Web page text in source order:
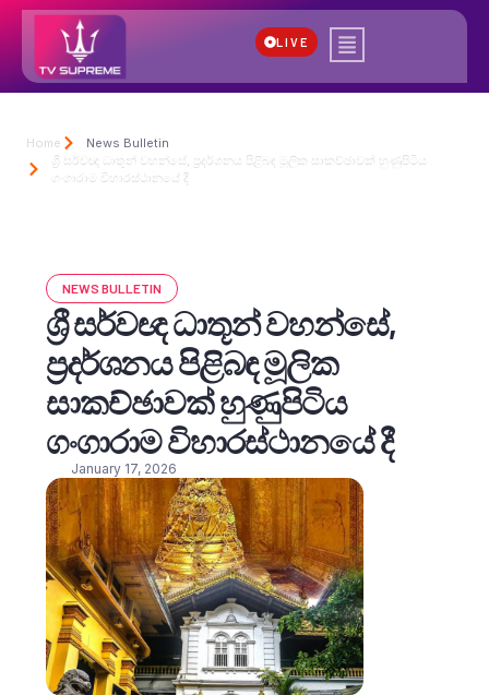
LIVE
Home
News Bulletin
ශ්‍රී සර්වඥ ධාතූන් වහන්සේ, ප්‍රදර්ශනය පිළිබඳ මූලික සාකච්ඡාවක් හුණුපිටිය
ගංගාරාම විහාරස්ථානයේ දී
NEWS BULLETIN
ශ්‍රී සර්වඥ ධාතූන් වහන්සේ,
ප්‍රදර්ශනය පිළිබඳ මූලික
සාකච්ඡාවක් හුණුපිටිය
ගංගාරාම විහාරස්ථානයේ දී
January 17, 2026